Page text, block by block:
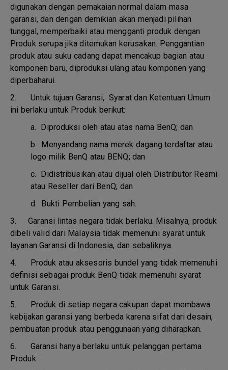
digunakan dengan pemakaian normal dalam masa
garansi, dan dengan demikian akan menjadi pilihan
tunggal, memperbaiki atau mengganti produk dengan
Produk serupa jika ditemukan kerusakan. Penggantian
produk atau suku cadang dapat mencakup bagian atau
komponen baru, diproduksi ulang atau komponen yang
diperbaharui.
2. Untuk tujuan Garansi, Syarat dan Ketentuan Umum
ini berlaku untuk Produk berikut:
a. Diproduksi oleh atau atas nama BenQ; dan
b. Menyandang nama merek dagang terdaftar atau
logo milik BenQ atau BENQ; dan
c. Didistribusikan atau dijual oleh Distributor Resmi
atau Reseller dari BenQ; dan
d. Bukti Pembelian yang sah.
3.Garansi lintas negara tidak berlaku. Misalnya, produk
dibeli valid dari Malaysia tidak memenuhi syarat untuk
layanan Garansi di Indonesia, dan sebaliknya.
4. Produk atau aksesoris bundel yang tidak memenuhi
definisi sebagai produk BenQ tidak memenuhi syarat
untuk Garansi.
5. Produk di setiap negara cakupan dapat membawa
kebijakan garansi yang berbeda karena sifat dari desain,
pembuatan produk atau penggunaan yang diharapkan.
6. Garansi hanya berlaku untuk pelanggan pertama
Produk.